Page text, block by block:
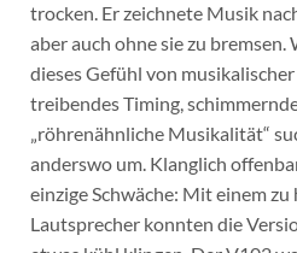
trocken. Er zeichnete Musik
aber auch ohne sie zu
dieses Gefühl von
treibendes Timing,
„röhrenähnliche Musikalität“
anderswo um. Klanglich
einzige Schwäche: Mit einem
Lautsprecher konnten die